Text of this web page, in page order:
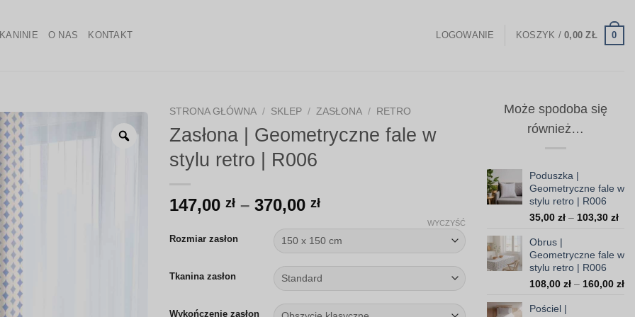
O NAS KONTAKT LOGOWANIE KOSZYK /0,00ZŁ 0
Zoom
STRONA GŁÓWNA / SKLEP / ZASŁONA / RETRO
Zasłona | Geometryczne fale w
stylu retro | R006
147,00 zł – 370,00 złZakres
od
147,00 zł
do
370,00 zł
Rozmiar zasłon
Tkanina zasłon
Wykończenie zasłon
WYCZYŚĆ
Może spodoba się
również…
Poduszka |
Geometryczne fale w
stylu retro | R006
35,00 zł – 103,30 zł
Obrus |
Geometryczne fale w
stylu retro | R006
108,00 zł – 160,00 zł
Pościel |